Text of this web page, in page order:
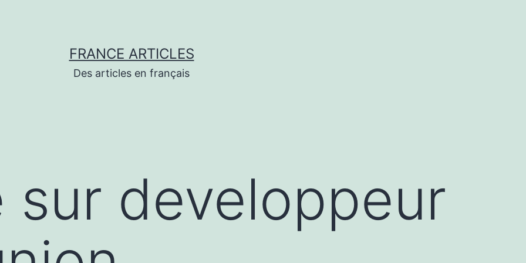
FRANCE ARTICLES
Des articles en français
sur developpeur